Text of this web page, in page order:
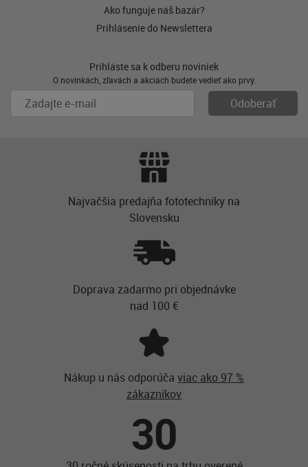
Ako funguje náš bazár?
Prihlásenie do Newslettera
Prihláste sa k odberu noviniek
O novinkách, zľavách a akciách budete vedieť ako prvý.
Najvačšia predajňa fototechniky na
Slovensku
Doprava zadarmo pri objednávke
nad 100 €
Nákup u nás odporúča viac ako 97 %
zákazníkov
30